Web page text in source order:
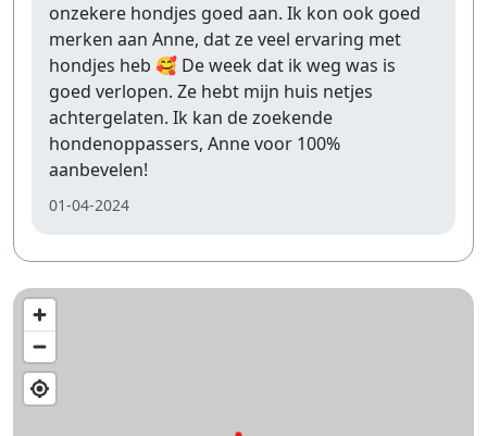
onzekere hondjes goed aan. Ik kon ook goed
merken aan Anne, dat ze veel ervaring met
hondjes heb 🥰 De week dat ik weg was is
goed verlopen. Ze hebt mijn huis netjes
achtergelaten. Ik kan de zoekende
hondenoppassers, Anne voor 100%
aanbevelen!
01-04-2024